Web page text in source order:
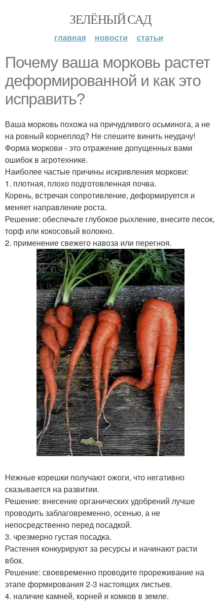
ЗЕЛЁНЫЙ САД
главная новости статьи
Почему ваша морковь растет
деформированной и как это
исправить?
Ваша морковь похожа на причудливого осьминога, а не
на ровный корнеплод? Не спешите винить неудачу!
Форма моркови - это отражение допущенных вами
ошибок в агротехнике.
Наиболее частые причины искривления моркови:
1. плотная, плохо подготовленная почва.
Корень, встречая сопротивление, деформируется и
меняет направление роста.
Решение: обеспечьте глубокое рыхление, внесите песок,
торф или кокосовый волокно.
2. применение свежего навоза или перегноя.
Нежные корешки получают ожоги, что негативно
сказывается на развитии.
Решение: внесение органических удобрений лучше
проводить заблаговременно, осенью, а не
непосредственно перед посадкой.
3. чрезмерно густая посадка.
Растения конкурируют за ресурсы и начинают расти
вбок.
Решение: своевременно проводите прореживание на
этапе формирования 2-3 настоящих листьев.
4. наличие камней, корней и комков в земле.